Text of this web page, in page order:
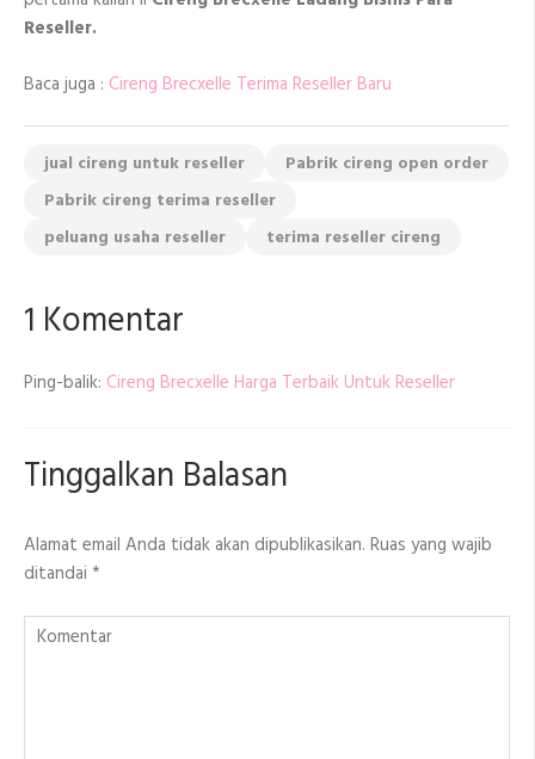
Reseller.
Baca juga : Cireng Brecxelle Terima Reseller Baru
jual cireng untuk reseller
Pabrik cireng open order
Pabrik cireng terima reseller
peluang usaha reseller
terima reseller cireng
1 Komentar
Ping-balik: Cireng Brecxelle Harga Terbaik Untuk Reseller
Tinggalkan Balasan
Alamat email Anda tidak akan dipublikasikan. Ruas yang wajib
ditandai *
Komentar